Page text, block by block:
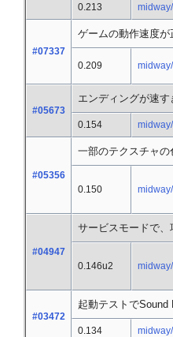
0.213
#07337
ゲームの動作速度が
0.209
#05673
エンディングが速す
0.154
#05356
一部のテクスチャの
0.150
#04947
サービスモードで
0.146u2
#03472
起動テストでSound
0.134